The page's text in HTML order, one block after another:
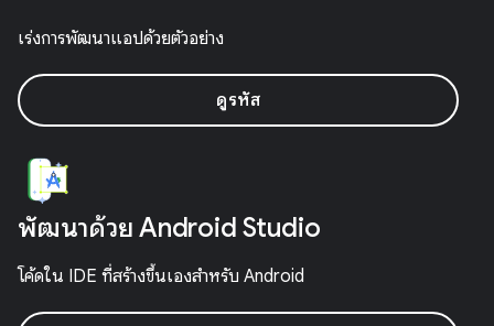
เร่งการพัฒนาแอปด้วยตัวอย่าง
ดูรหัส
พัฒนาด้วย Android Studio
โค้ดใน IDE ที่สร้างขึ้นเองสำหรับ Android